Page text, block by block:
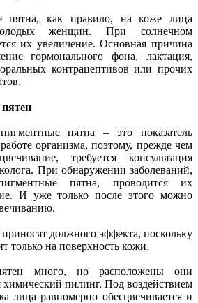
пятна, как правило, на коже лица
женщин. При солнечном
их увеличение. Основная причина
гормонального фона, лактация,
контрацептивов или прочих
пятна – это показатель
организма, поэтому, прежде чем
требуется консультация
При обнаружении заболеваний,
пятна, проводится их
И уже только после этого можно
должного эффекта, поскольку
только на поверхность кожи.
много, но расположены они
химический пилинг. Под воздействием
лица равномерно обесцвечивается и